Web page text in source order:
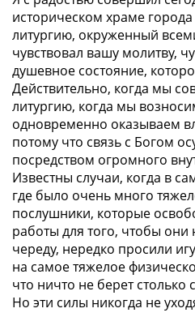
историческом храме
литургию, окруженный
чувствовал вашу молитву,
душевное состояние,
Действительно, когда мы
литургию, когда мы
одновременно оказываем
потому что связь с Богом
посредством огромного
Известны случаи, когда в
где было очень много
послушники, которые
работы для того, чтобы
череду, нередко просили
на самое тяжелое
что ничто не берет столько
Но эти силы никогда не